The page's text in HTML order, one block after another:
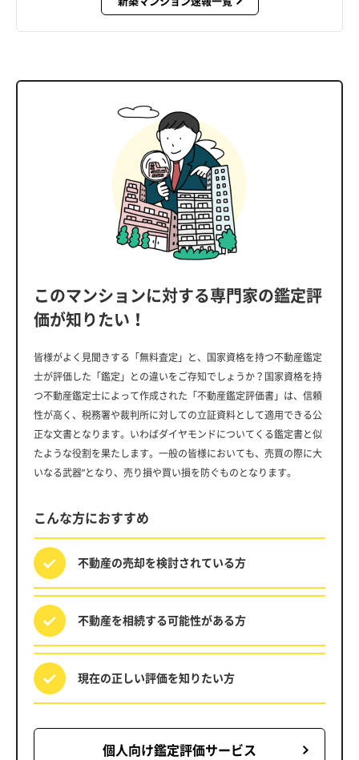
このマンションに対する専門家の鑑定評
価が知りたい！
皆様がよく見聞きする「無料査定」と、国家資格を持つ不動産鑑定
士が評価した「鑑定」との違いをご存知でしょうか？国家資格を持
つ不動産鑑定士によって作成された「不動産鑑定評価書」は、信頼
性が高く、税務署や裁判所に対しての立証資料として適用できる公
正な文書となります。いわばダイヤモンドについてくる鑑定書と似
たような役割を果たします。一般の皆様においても、売買の際に大
いなる武器”となり、売り損や買い損を防ぐものとなります。
こんな方におすすめ
不動産の売却を検討されている方
不動産を相続する可能性がある方
現在の正しい評価を知りたい方
個人向け鑑定評価サービス